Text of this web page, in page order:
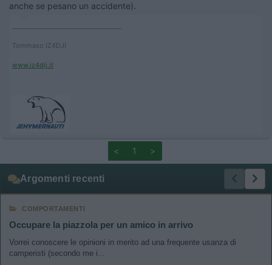
anche se pesano un accidente).
Tommaso IZ4DJI
www.iz4dji.it
< 1 >
Argomenti recenti
COMPORTAMENTI
Occupare la piazzola per un amico in arrivo
Vorrei conoscere le opinioni in merito ad una frequente usanza di
camperisti (secondo me i...